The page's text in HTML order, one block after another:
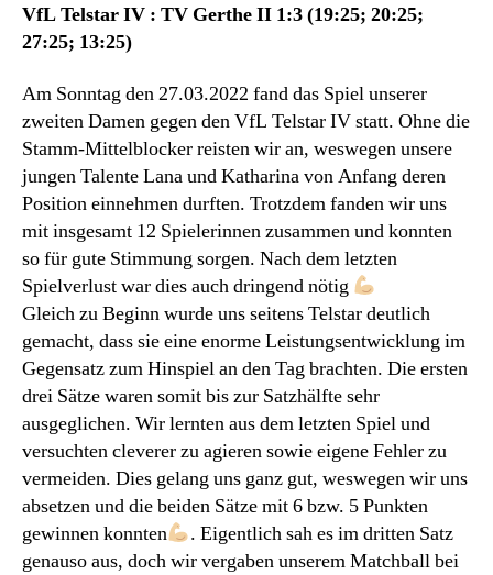
VfL Telstar IV : TV Gerthe II 1:3 (19:25; 20:25;
27:25; 13:25)
Am Sonntag den 27.03.2022 fand das Spiel unserer
zweiten Damen gegen den VfL Telstar IV statt. Ohne die
Stamm-Mittelblocker reisten wir an, weswegen unsere
jungen Talente Lana und Katharina von Anfang deren
Position einnehmen durften. Trotzdem fanden wir uns
mit insgesamt 12 Spielerinnen zusammen und konnten
so für gute Stimmung sorgen. Nach dem letzten
Spielverlust war dies auch dringend nötig
Gleich zu Beginn wurde uns seitens Telstar deutlich
gemacht, dass sie eine enorme Leistungsentwicklung im
Gegensatz zum Hinspiel an den Tag brachten. Die ersten
drei Sätze waren somit bis zur Satzhälfte sehr
ausgeglichen. Wir lernten aus dem letzten Spiel und
versuchten cleverer zu agieren sowie eigene Fehler zu
vermeiden. Dies gelang uns ganz gut, weswegen wir uns
absetzen und die beiden Sätze mit 6 bzw. 5 Punkten
gewinnen konnten
. Eigentlich sah es im dritten Satz
genauso aus, doch wir vergaben unserem Matchball bei